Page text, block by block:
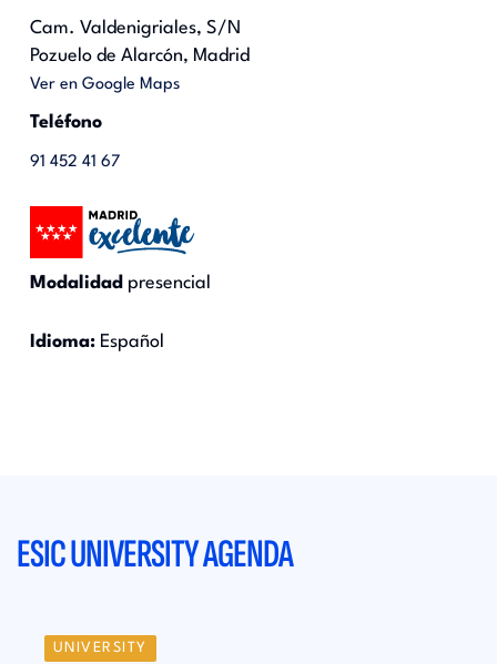
Cam. Valdenigriales, S/N
Pozuelo de Alarcón, Madrid
Ver en Google Maps
Teléfono
91 452 41 67
Modalidad presencial
Idioma: Español
ESIC UNIVERSITY AGENDA
UNIVERSITY